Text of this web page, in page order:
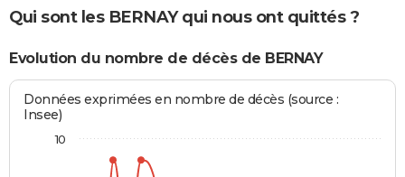
Qui sont les BERNAY qui nous ont quittés ?
Evolution du nombre de décès de BERNAY
Données exprimées en nombre de décès (source :
Insee)
10